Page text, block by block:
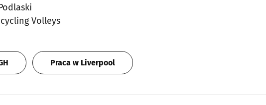
Volleys
Praca w Liverpool